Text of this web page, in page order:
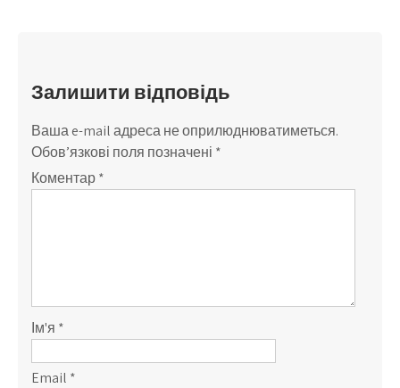
Залишити відповідь
Ваша e-mail адреса не оприлюднюватиметься.
Обов’язкові поля позначені *
Коментар*
Ім'я *
Email *